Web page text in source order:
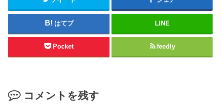
はてブ LINE
Pocket feedly
コメントを残す